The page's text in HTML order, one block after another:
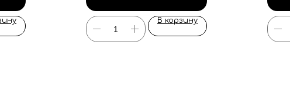
В корзину